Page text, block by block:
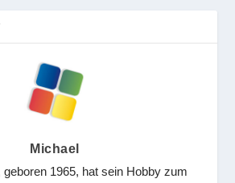
Michael
geboren 1965, hat sein Hobby zum